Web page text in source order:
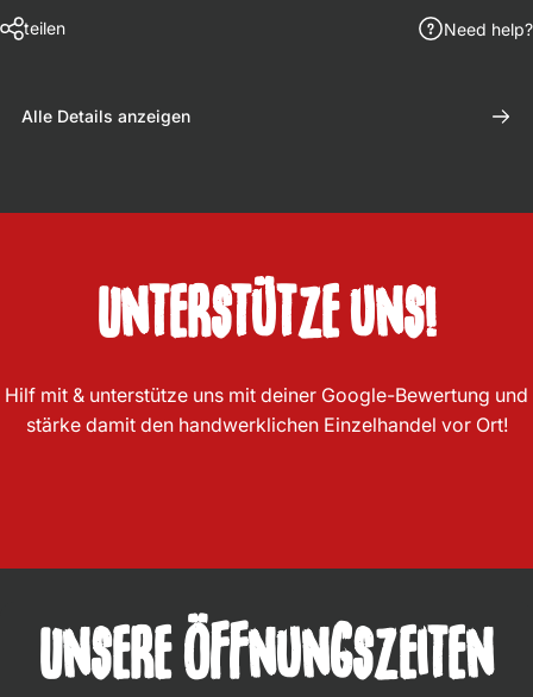
teilen Need help?
Alle Details anzeigen
Unterstützeuns!
Hilf mit & unterstütze uns mit deiner Google-Bewertung und
stärke damit den handwerklichen Einzelhandel vor Ort!
Unsere Öffnungszeiten